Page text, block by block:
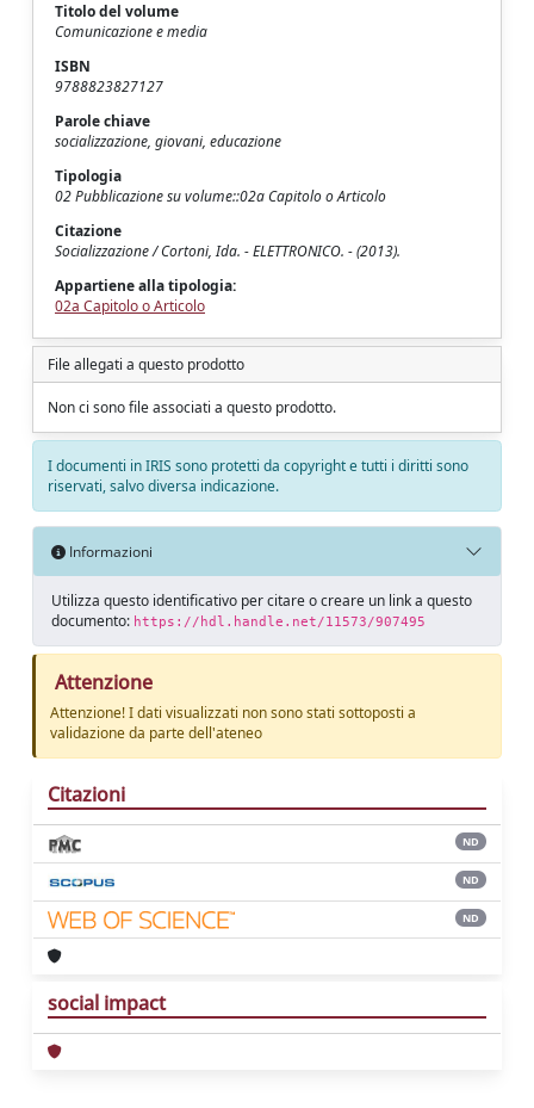
Titolo del volume
Comunicazione e media
ISBN
9788823827127
Parole chiave
socializzazione, giovani, educazione
Tipologia
02 Pubblicazione su volume::02a Capitolo o Articolo
Citazione
Socializzazione / Cortoni, Ida. - ELETTRONICO. - (2013).
Appartiene alla tipologia:
02a Capitolo o Articolo
File allegati a questo prodotto
Non ci sono file associati a questo prodotto.
I documenti in IRIS sono protetti da copyright e tutti i diritti sono
riservati, salvo diversa indicazione.
Informazioni
Utilizza questo identificativo per citare o creare un link a questo
documento: https://hdl.handle.net/11573/907495
Attenzione
Attenzione! I dati visualizzati non sono stati sottoposti a
validazione da parte dell'ateneo
Citazioni
ND
ND
ND
social impact